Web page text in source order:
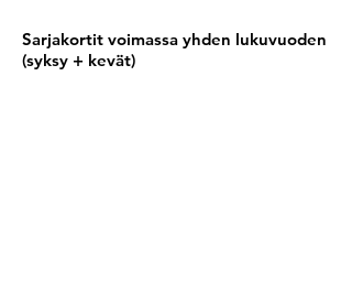
Sarjakortit voimassa yhden lukuvuoden
(syksy + kevät)